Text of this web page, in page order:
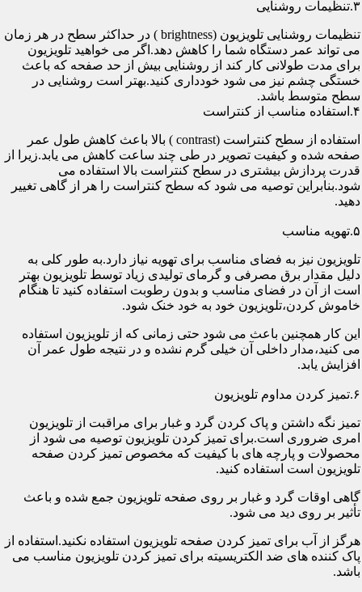
۳.تنظیمات روشنایی
تنظیمات روشنایی تلویزیون (brightness ) در حداکثر سطح در هر زمان
می تواند عمر دستگاه شما را کاهش دهد.اگر می خواهید تلویزیون
برای مدت طولانی کار کند از روشنایی بیش از حد صفحه که باعث
خستگی چشم نیز می شود خودداری کنید.بهتر است روشنایی در
سطح متوسط باشد.
۴.استفاده مناسب از کنتراست
استفاده از سطح کنتراست (contrast ) بالا باعث کاهش طول عمر
صفحه شده و کیفیت تصویر در طی چند ساعت کاهش می یابد.زیرا از
قدرت پردازش بیشتری در سطح کنتراست بالا استفاده می
شود.بنابراین توصیه می شود که سطح کنتراست را هر از گاهی تغییر
دهید.
۵.تهویه مناسب
تلویزیون نیز به فضای مناسب برای تهویه نیاز دارد.به طور کلی به
دلیل مقدار برق مصرفی و گرمای تولیدی زیاد توسط تلویزیون بهتر
است از آن در فضای مناسب و بدون رطوبت استفاده کنید تا هنگام
خاموش کردن،تلویزیون خود به خود خنک شود.
این کار همچنین باعث می شود حتی زمانی که از تلویزیون استفاده
می کنید،مدار داخلی آن خیلی گرم نشده و در نتیجه طول عمر آن
افزایش یابد.
۶.تمیز کردن مداوم تلویزیون
تمیز نگه داشتن و پاک کردن گرد و غبار برای مراقبت از تلویزیون
امری ضروری است.برای تمیز کردن تلویزیون توصیه می شود از
محصولات و پارچه های با کیفیت که مخصوص تمیز کردن صفحه
تلویزیون است استفاده کنید.
گاهی اوقات گرد و غبار بر روی صفحه تلویزیون جمع شده و باعث
تأثیر بر روی دید می شود.
هرگز از آب برای تمیز کردن صفحه تلویزیون استفاده نکنید.استفاده از
پاک کننده های ضد الکتریسیته برای تمیز کردن تلویزیون مناسب می
باشد.